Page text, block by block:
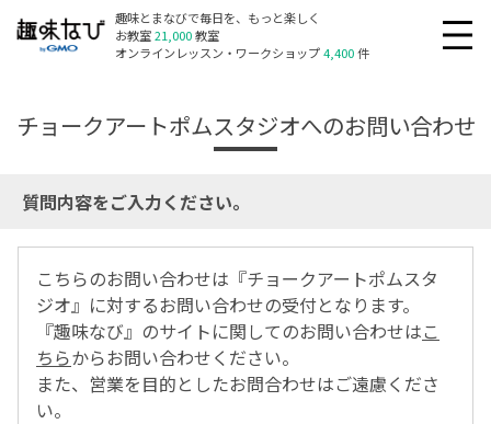
趣味とまなびで毎日を、もっと楽しく
お教室21,000教室
オンラインレッスン・ワークショップ4,400件
チョークアートポムスタジオへのお問い合わせ
質問内容をご入力ください。
こちらのお問い合わせは『チョークアートポムスタ
ジオ』に対するお問い合わせの受付となります。
『趣味なび』のサイトに関してのお問い合わせはこ
ちらからお問い合わせください。
また、営業を目的としたお問合わせはご遠慮くださ
い。